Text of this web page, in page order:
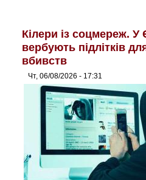
Кілери із соцмереж. У
вербують підлітків
вбивств
Чт, 06/08/2026 - 17:31